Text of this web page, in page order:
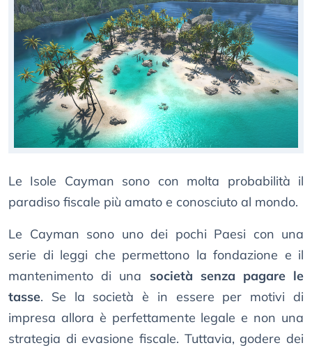
Le Isole Cayman sono con molta probabilità il
paradiso fiscale più amato e conosciuto al mondo.
Le Cayman sono uno dei pochi Paesi con una
serie di leggi che permettono la fondazione e il
mantenimento di una società senza pagare le
tasse. Se la società è in essere per motivi di
impresa allora è perfettamente legale e non una
strategia di evasione fiscale. Tuttavia, godere dei